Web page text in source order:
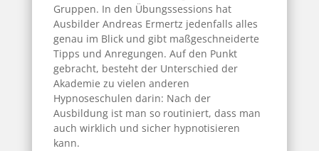
Gruppen. In den Übungssessions hat
Ausbilder Andreas Ermertz jedenfalls alles
genau im Blick und gibt maßgeschneiderte
Tipps und Anregungen. Auf den Punkt
gebracht, besteht der Unterschied der
Akademie zu vielen anderen
Hypnoseschulen darin: Nach der
Ausbildung ist man so routiniert, dass man
auch wirklich und sicher hypnotisieren
kann.